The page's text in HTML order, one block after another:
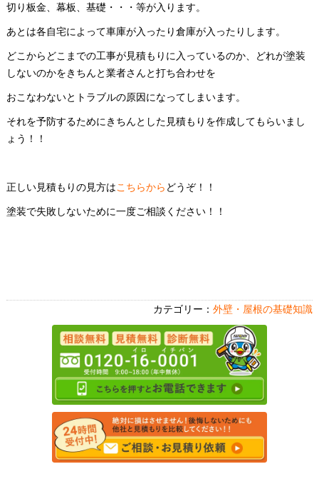
切り板金、幕板、基礎・・・等が入ります。
あとは各自宅によって車庫が入ったり倉庫が入ったりします。
どこからどこまでの工事が見積もりに入っているのか、どれが塗装
しないのかをきちんと業者さんと打ち合わせを
おこなわないとトラブルの原因になってしまいます。
それを予防するためにきちんとした見積もりを作成してもらいまし
ょう！！
正しい見積もりの見方はこちらから どうぞ！！
塗装で失敗しないために一度ご相談ください！！
カテゴリー：外壁・屋根の基礎知識